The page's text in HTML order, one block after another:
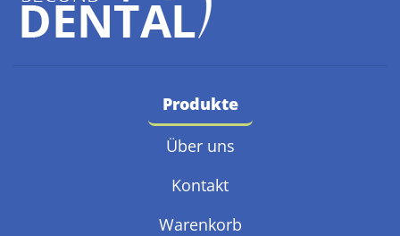
Produkte
Über uns
Kontakt
Warenkorb